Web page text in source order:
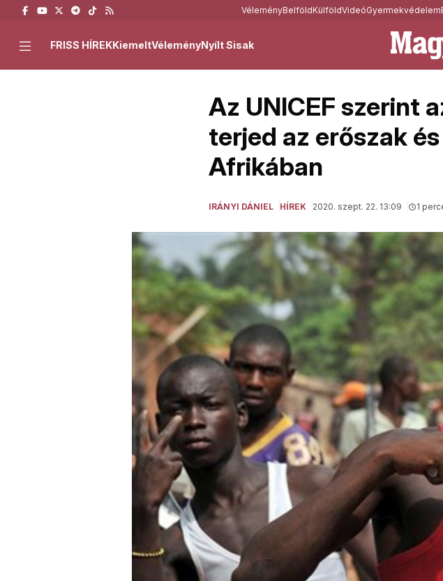
VéleményBelföldKülföldVideóGyermekvédelem
FRISS HÍREKKiemeltVéleményNyílt Sisak
Az UNICEF szerint
terjed az erőszak
Afrikában
IRÁNYI DÁNIEL HÍREK 2020. szept. 22. 13:09 1